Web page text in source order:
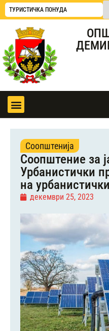
ТУРИСТИЧКА ПОНУДА
Соопштенија
Соопштение за
Урбанистички
на
декември 25, 2023